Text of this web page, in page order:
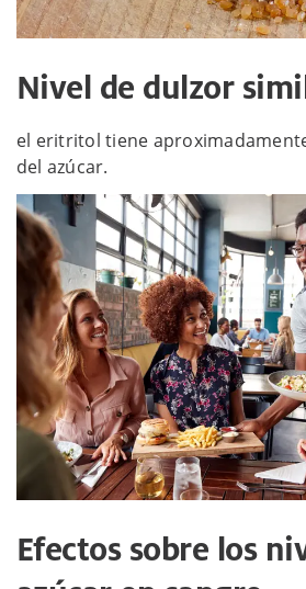
Nivel de dulzor
el eritritol tiene
del azúcar.
Efectos sobre los